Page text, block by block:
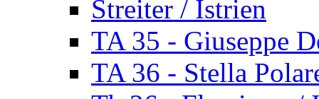
Streiter / Istrien
TA 35 - Giuseppe
TA 36 - Stella